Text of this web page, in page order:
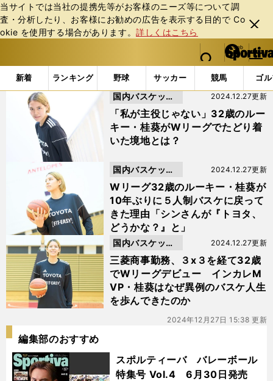
当サイトでは当社の提携先等がお客様のニーズ等について調
査・分析したり、お客様にお勧めの広告を表⽰する⽬的で Co
okie を使⽤する場合があります。詳しくはこちら
閉じ
る
web Sportiva (webスポルティーバ)
検索
マイペ
ー
ジ
メニュ
新着 ランキング 野球 サッカー 競馬 ゴ
b
ス
「#桂葵」の最新ニュース・ 情報
「私が主役じゃない」32歳のルー
キー・桂葵がWリーグでたどり着
いた境地とは？
2024.12.27更新
国内バスケット
ボール
Wリーグ32歳のルーキー・桂葵が
10年ぶりに５人制バスケに戻って
きた理由「シンさんが『トヨタ、
どうかな？』と」
2024.12.27更新
国内バスケット
ボール
三菱商事勤務、３x３を経て32歳
でWリーグデビュー インカレM
VP・桂葵はなぜ異例のバスケ人生
を歩んできたのか
2024.12.27更新
国内バスケット
ボール
2024年12月27日 15:38 更新
編集部のおすすめ
スポルティーバ バレーボール
特集号 Vol.4 6月30日発売